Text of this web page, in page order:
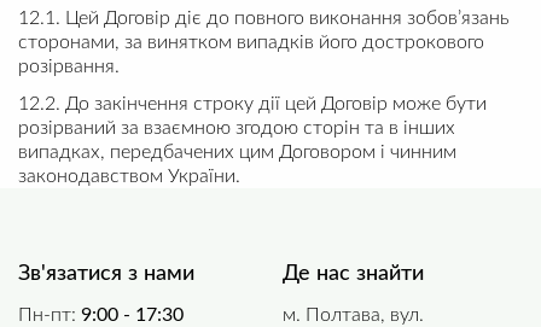
12.1. Цей Договір діє до повного виконання зобов’язань
сторонами, за винятком випадків його дострокового
розірвання.
12.2. До закінчення строку дії цей Договір може бути
розірваний за взаємною згодою сторін та в інших
випадках, передбачених цим Договором і чинним
законодавством України.
Зв'язатися з нами
Пн-пт: 9:00 - 17:30
Де нас знайти
м. Полтава, вул.